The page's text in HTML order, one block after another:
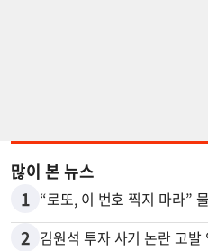
많이 본 뉴스
1 “로또, 이 번호 찍지 마라”
2 김원석 투자 사기 논란 고발